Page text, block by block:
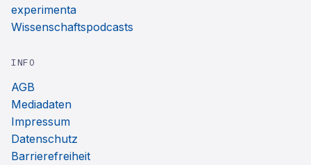
experimenta
Wissenschaftspodcasts
INFO
AGB
Mediadaten
Impressum
Datenschutz
Barrierefreiheit